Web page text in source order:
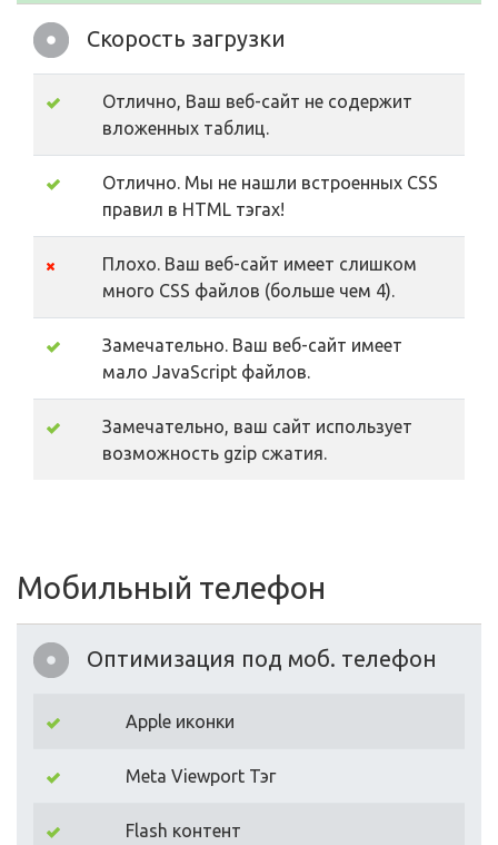
Скорость загрузки
Отлично, Ваш веб-сайт не содержит
вложенных таблиц.
Отлично. Мы не нашли встроенных CSS
правил в HTML тэгах!
Плохо. Ваш веб-сайт имеет слишком
много CSS файлов (больше чем 4).
Замечательно. Ваш веб-сайт имеет
мало JavaScript файлов.
Замечательно, ваш сайт использует
возможность gzip сжатия.
Мобильный телефон
Оптимизация под моб. телефон
Apple иконки
Meta Viewport Тэг
Flash контент